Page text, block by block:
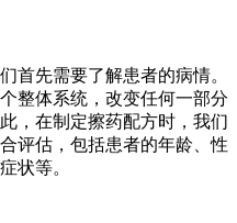
首先需要了解患者的病情。
整体系统，改变任何一部分
，在制定擦药配方时，我们
评估，包括患者的年龄、性
状等。